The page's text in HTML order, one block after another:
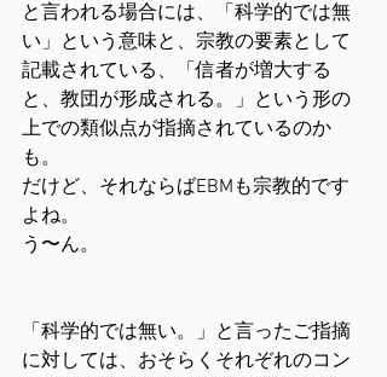
と言われる場合には、「科学的では無
い」という意味と、宗教の要素として
記載されている、「信者が増大する
と、教団が形成される。」という形の
上での類似点が指摘されているのか
も。
だけど、それならばEBMも宗教的です
よね。
う〜ん。
「科学的では無い。」と言ったご指摘
に対しては、おそらくそれぞれのコン